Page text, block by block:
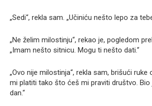
„Sedi“, rekla sam. „Učiniću nešto lepo za
„Ne želim milostinju“, rekao je, pogledom
„Imam nešto sitnicu. Mogu ti nešto dati.“
„Ovo nije milostinja“, rekla sam, brišući ruke
mi platiti tako što ćeš mi praviti društvo. Bio
dan.“